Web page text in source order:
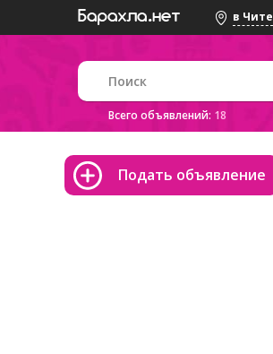
в Чите
Всего объявлений: 18
Подать объявление